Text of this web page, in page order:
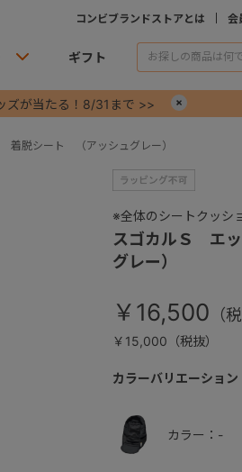
コンビブランドストアとは 会
ギフト
ズが当たる！8/31まで >>
脱シート （アッシュグレー）
※全体のシートクッシ
スゴカルＳ エ
グレー）
￥16,500
￥15,000（税抜）
カラーバリエーション
カラー：-